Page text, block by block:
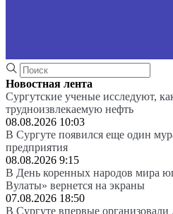
Новостная лента
Сургутские ученые исследуют,
трудноизвлекаемую нефть
08.08.2026 10:03
В Сургуте появился еще один
предприятия
08.08.2026 9:15
В День коренных народов мира
Вулаты» вернется на экраны
07.08.2026 18:50
В Сургуте впервые организовали